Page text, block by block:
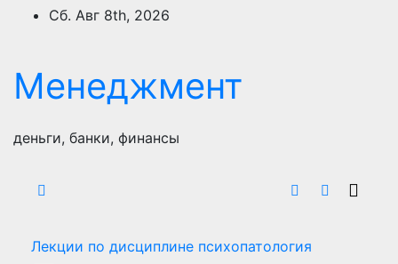
ПерейтиСб. Авг 8th, 2026
Менеджмент
деньги, банки, финансы
Лекции по дисциплине психопатология